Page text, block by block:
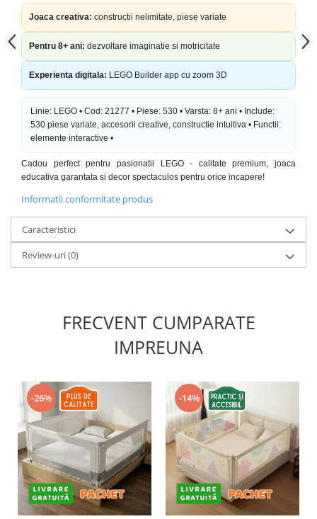
Joaca creativa: constructii nelimitate, piese variate
Pentru 8+ ani: dezvoltare imaginatie si motricitate
Experienta digitala: LEGO Builder app cu zoom 3D
Linie: LEGO • Cod: 21277 • Piese: 530 • Varsta: 8+ ani • Include:
530 piese variate, accesorii creative, constructie intuitiva • Functii:
elemente interactive •
Cadou perfect pentru pasionatii LEGO - calitate premium, joaca
educativa garantata si decor spectaculos pentru orice incapere!
Informatii conformitate produs
Caracteristici
Review-uri(0)
FRECVENT CUMPARATE
IMPREUNA
-26% -14%